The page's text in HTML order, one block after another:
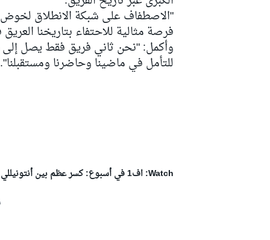
فرصة مثالية للاحتفاء بتاريخنا
وأكمل: "نحن ثاني فريق فقط يصل إلى
للتأمل في ماضينا وحاضرنا ومستقبلنا".
Watch: اف1 في أسبوع: كسر عظم بين أنتونيللي وراسل، نهضة هاميلتون، مستقبل فيرستابن 2027؟ وتوقعات موناكو!